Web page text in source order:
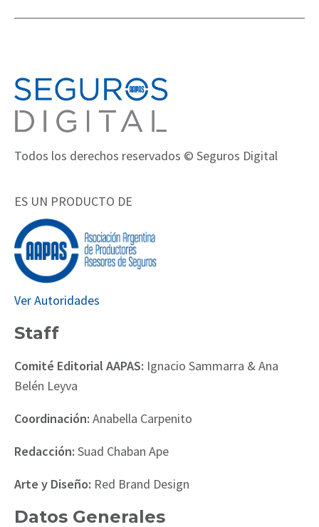
Todos los derechos reservados © Seguros Digital
ES UN PRODUCTO DE
Ver Autoridades
Staff
Comité Editorial AAPAS: Ignacio Sammarra & Ana
Belén Leyva
Coordinación: Anabella Carpenito
Redacción: Suad Chaban Ape
Arte y Diseño: Red Brand Design
Datos Generales